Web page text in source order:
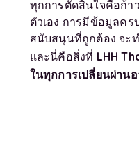
ทุกการตัดสินใจคือก้
ตัวเอง การมีข้อมูลค
สนับสนุนที่ถูกต้อง จะ
และนี่คือสิ่งที่ LHH
ในทุกการเปลี่ยนผ่าน